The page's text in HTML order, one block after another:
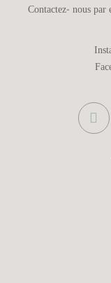
Contactez- nous